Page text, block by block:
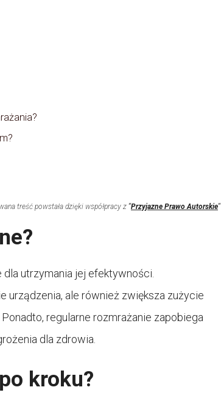
treść powstała dzięki współpracy z "Przyjazne Prawo Autorskie"
utrzymania jej efektywności.
urządzenia, ale również zwiększa zużycie
regularne rozmrażanie zapobiega
dla zdrowia.
kroku?